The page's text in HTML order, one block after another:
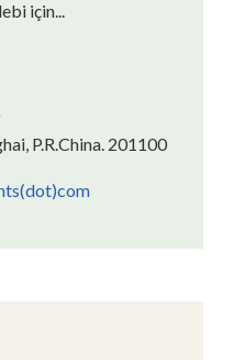
için...
P.R.China. 201100